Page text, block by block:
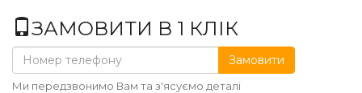
ЗАМОВИТИ В 1 КЛІК
Замовити
Ми передзвонимо Вам та з'ясуємо деталі